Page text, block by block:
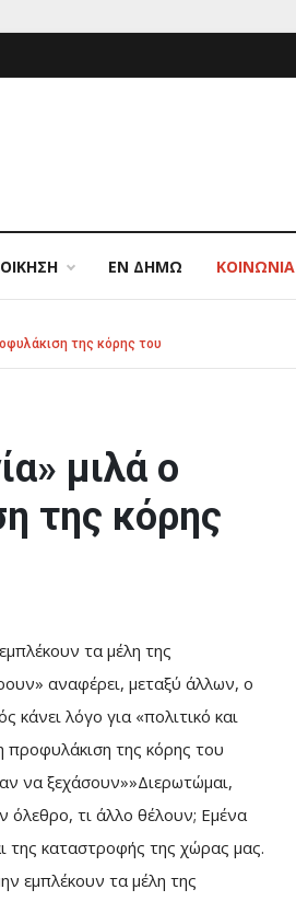
ΕΝ ΔΗΜΩ ΚΟΙΝΩΝΙΑ
της κόρης του
μιλά ο
της κόρης
τα μέλη της
αναφέρει, μεταξύ άλλων, ο
λόγο για «πολιτικό και
προφυλάκιση της κόρης του
να ξεχάσουν»»Διερωτώμαι,
τι άλλο θέλουν; Εμένα
της καταστροφής της χώρας μας.
εμπλέκουν τα μέλη της